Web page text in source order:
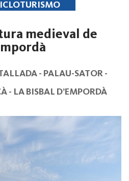
medieval de
- PALAU-SATOR -
- LA BISBAL D’EMPORDÀ